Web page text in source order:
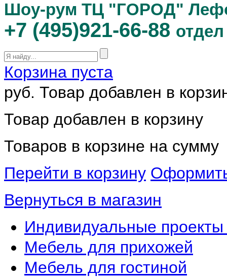
Шоу-рум ТЦ "ГОРОД"
+7 (495)921-66-88
Корзина пуста
руб. Товар добавлен в
Товар добавлен в корзину
Товаров в корзине на сумму
Перейти в корзину
Вернуться в магазин
Индивидуальные
Мебель для прихожей
Мебель для гостиной